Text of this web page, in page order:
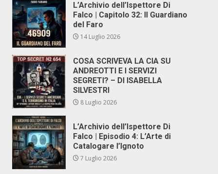
L’Archivio dell’Ispettore Di
Falco | Capitolo 32: Il Guardiano
del Faro
14 Luglio 2026
COSA SCRIVEVA LA CIA SU
ANDREOTTI E I SERVIZI
SEGRETI? – DI ISABELLA
SILVESTRI
8 Luglio 2026
L’Archivio dell’Ispettore Di
Falco | Episodio 4: L’Arte di
Catalogare l’Ignoto
7 Luglio 2026